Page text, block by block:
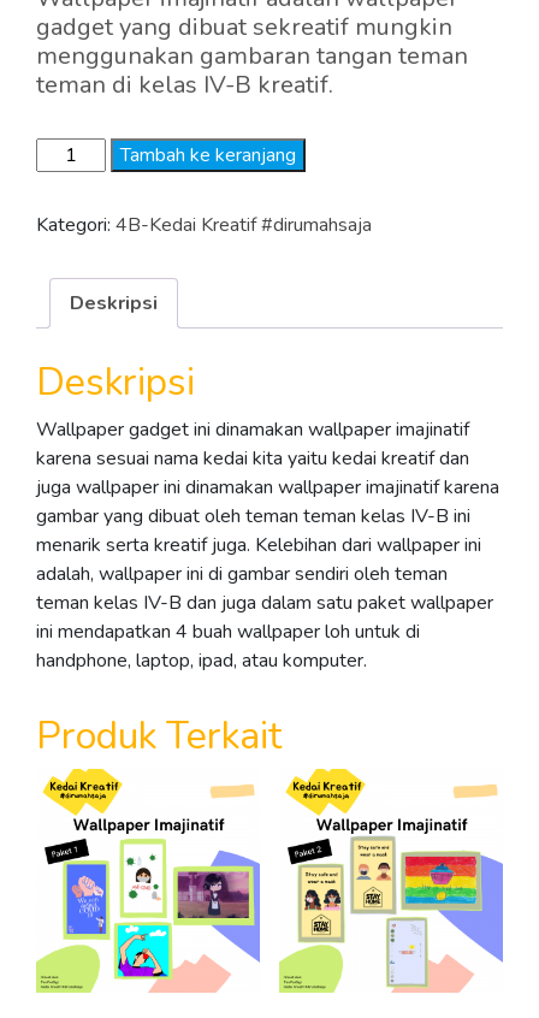
gadget yang dibuat sekreatif mungkin
menggunakan gambaran tangan teman
teman di kelas IV-B kreatif.
Kuantitas
Wallpaper
(Paket
Tambah ke keranjang
Kategori: 4B-Kedai Kreatif #dirumahsaja
Deskripsi
Deskripsi
Wallpaper gadget ini dinamakan wallpaper imajinatif
karena sesuai nama kedai kita yaitu kedai kreatif dan
juga wallpaper ini dinamakan wallpaper imajinatif karena
gambar yang dibuat oleh teman teman kelas IV-B ini
menarik serta kreatif juga. Kelebihan dari wallpaper ini
adalah, wallpaper ini di gambar sendiri oleh teman
teman kelas IV-B dan juga dalam satu paket wallpaper
ini mendapatkan 4 buah wallpaper loh untuk di
handphone, laptop, ipad, atau komputer.
Produk Terkait